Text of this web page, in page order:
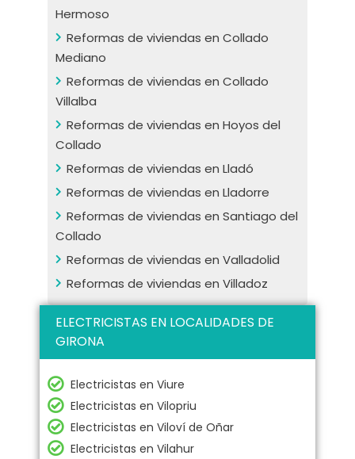
Hermoso
Reformas de viviendas en Collado
Mediano
Reformas de viviendas en Collado
Villalba
Reformas de viviendas en Hoyos del
Collado
Reformas de viviendas en Lladó
Reformas de viviendas en Lladorre
Reformas de viviendas en Santiago del
Collado
Reformas de viviendas en Valladolid
Reformas de viviendas en Villadoz
ELECTRICISTAS EN LOCALIDADES DE
GIRONA
Electricistas en Viure
Electricistas en Vilopriu
Electricistas en Viloví de Oñar
Electricistas en Vilahur